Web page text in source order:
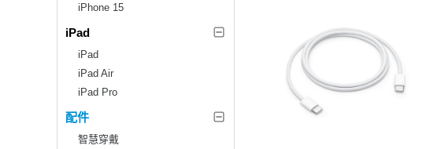
iPhone 15
iPad
iPad
iPad Air
iPad Pro
配件
智慧穿戴